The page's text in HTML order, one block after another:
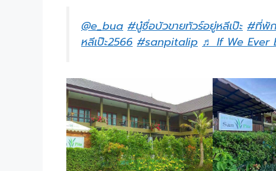
@e_bua #นู๋ชื่อบัวขายทัวร์อยู่หลีเป๊ะ #ที่พัก
หลีเป๊ะ2566 #sanpitalip ♬ If We Ever